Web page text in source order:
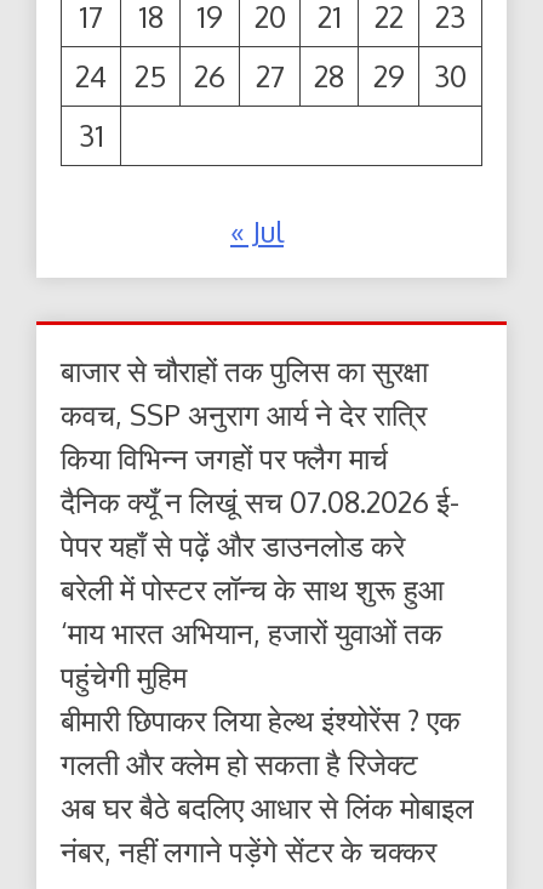
17
18 19 20 21 22
23
24
25 26 27 28 29
30
31
« Jul
बाजार से चौराहों तक पुलिस का सुरक्षा
कवच, SSP अनुराग आर्य ने देर रात्रि
किया विभिन्न जगहों पर फ्लैग मार्च
दैनिक क्यूँ न लिखूं सच 07.08.2026 ई-
पेपर यहाँ से पढ़ें और डाउनलोड करे
बरेली में पोस्टर लॉन्च के साथ शुरू हुआ
‘माय भारत अभियान, हजारों युवाओं तक
पहुंचेगी मुहिम
बीमारी छिपाकर लिया हेल्थ इंश्योरेंस ? एक
गलती और क्लेम हो सकता है रिजेक्ट
अब घर बैठे बदलिए आधार से लिंक मोबाइल
नंबर, नहीं लगाने पड़ेंगे सेंटर के चक्कर